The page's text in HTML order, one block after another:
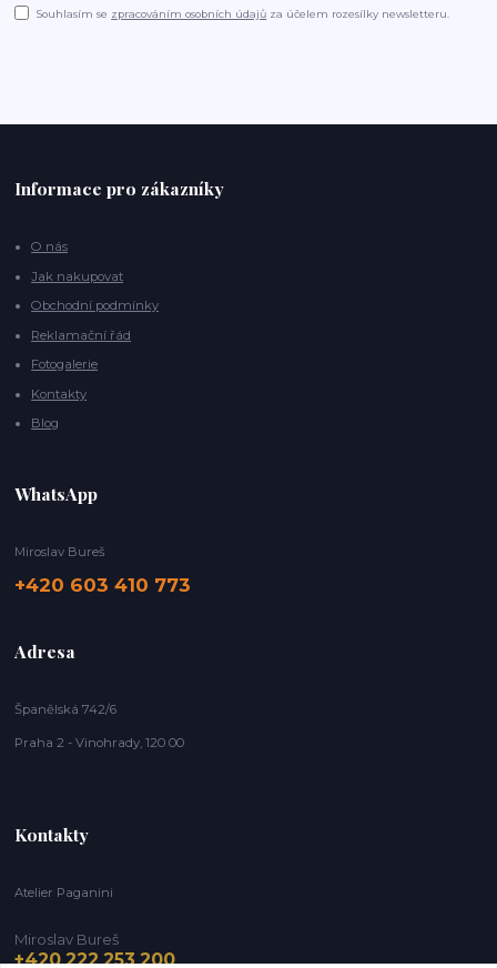
Souhlasím se zpracováním osobních údajů za účelem rozesílky newsletteru.
Informace pro zákazníky
O nás
Jak nakupovat
Obchodní podmínky
Reklamační řád
Fotogalerie
Kontakty
Blog
WhatsApp
Miroslav Bureš
+420 603 410 773
Adresa
Španělská 742/6
Praha 2 - Vinohrady, 120 00
Kontakty
Atelier Paganini
Miroslav Bureš
+420 222 253 200